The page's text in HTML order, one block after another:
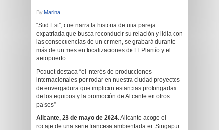
By Marina
“Sud Est”, que narra la historia de una pareja
expatriada que busca reconducir su relación y lidia con
las consecuencias de un crimen, se grabará durante
más de un mes en localizaciones de El Plantío y el
aeropuerto
Poquet destaca “el interés de producciones
internacionales por rodar en nuestra ciudad proyectos
de envergadura que implican estancias prolongadas
de los equipos y la promoción de Alicante en otros
países”
Alicante, 28 de mayo de 2024.Alicante acoge el
rodaje de una serie francesa ambientada en Singapur